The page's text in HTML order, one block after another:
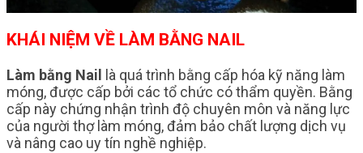
KHÁI NIỆM VỀ LÀM BẰNG NAIL
Làm bằng Nail
là quá trình bằng cấp hóa kỹ năng làm
móng, được cấp bởi các tổ chức có thẩm quyền. Bằng
cấp này chứng nhận trình độ chuyên môn và năng lực
của người thợ làm móng, đảm bảo chất lượng dịch vụ
và nâng cao uy tín nghề nghiệp.